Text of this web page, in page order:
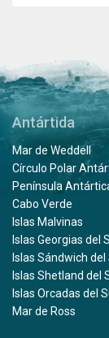
Antártida
Mar de Weddell
Círculo Polar
Península
Cabo Verde
Islas Malvinas
Islas Georgias del
Islas Sándwich del
Islas Shetland del
Islas Orcadas del
Mar de Ross